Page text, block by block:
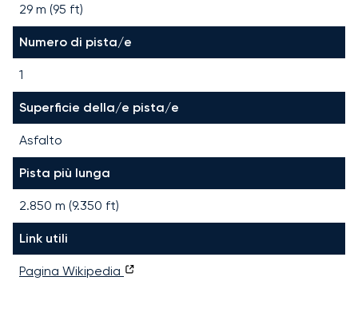
29 m (95 ft)
Numero di pista/e
1
Superficie della/e pista/e
Asfalto
Pista più lunga
2.850 m (9.350 ft)
Link utili
Pagina Wikipedia